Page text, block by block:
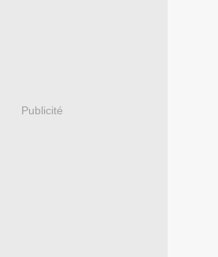
Publicité